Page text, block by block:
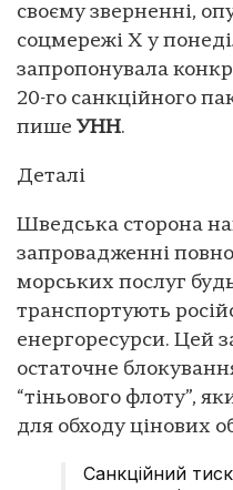
своєму зверненні,
соцмережі X у
запропонувала
20-го санкційного
пише УНН.
Деталі
Шведська сторона
запровадженні
морських послуг
транспортують
енергоресурси. Цей
остаточне
“тіньового флоту”,
для обходу цінових
Санкційний